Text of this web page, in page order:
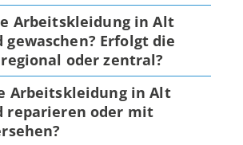
Arbeitskleidung in Alt
gewaschen? Erfolgt die
oder zentral?
Arbeitskleidung in Alt
reparieren oder mit